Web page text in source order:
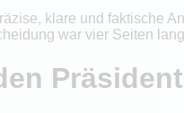
klare und faktische
war vier Seiten